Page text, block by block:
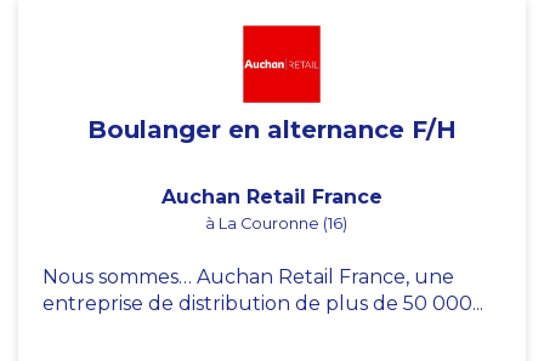
Boulanger en alternance F/H
Auchan Retail France
à La Couronne (16)
Nous sommes… Auchan Retail France, une
entreprise de distribution de plus de 50 000...